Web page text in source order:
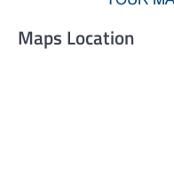
Maps Location